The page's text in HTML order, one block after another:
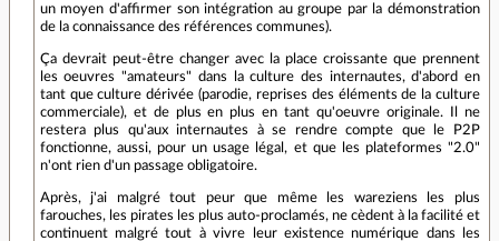
un moyen d'affirmer son intégration au groupe par la démonstration
de la connaissance des références communes).
Ça devrait peut-être changer avec la place croissante que prennent
les oeuvres "amateurs" dans la culture des internautes, d'abord en
tant que culture dérivée (parodie, reprises des éléments de la culture
commerciale), et de plus en plus en tant qu'oeuvre originale. Il ne
restera plus qu'aux internautes à se rendre compte que le P2P
fonctionne, aussi, pour un usage légal, et que les plateformes "2.0"
n'ont rien d'un passage obligatoire.
Après, j'ai malgré tout peur que même les wareziens les plus
farouches, les pirates les plus auto-proclamés, ne cèdent à la facilité et
continuent malgré tout à vivre leur existence numérique dans les